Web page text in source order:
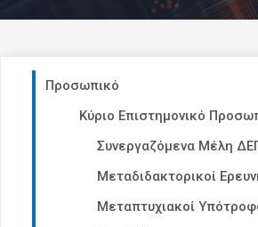
Προσωπικό
Κύριο Επιστημονικό
Συνεργαζόμενα Μέλη
Μεταδιδακτορικοί
Μεταπτυχιακοί